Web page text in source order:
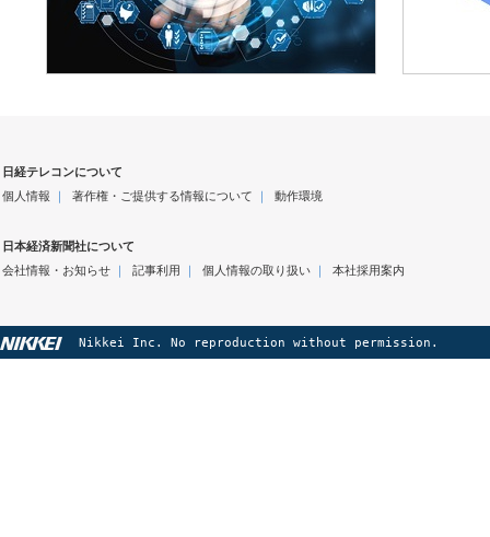
日経テレコンについて
個人情報 ｜ 著作権・ご提供する情報について ｜ 動作環境
日本経済新聞社について
会社情報・お知らせ｜ 記事利用 ｜ 個人情報の取り扱い｜ 本社採用案内
Nikkei Inc. No reproduction without permission.